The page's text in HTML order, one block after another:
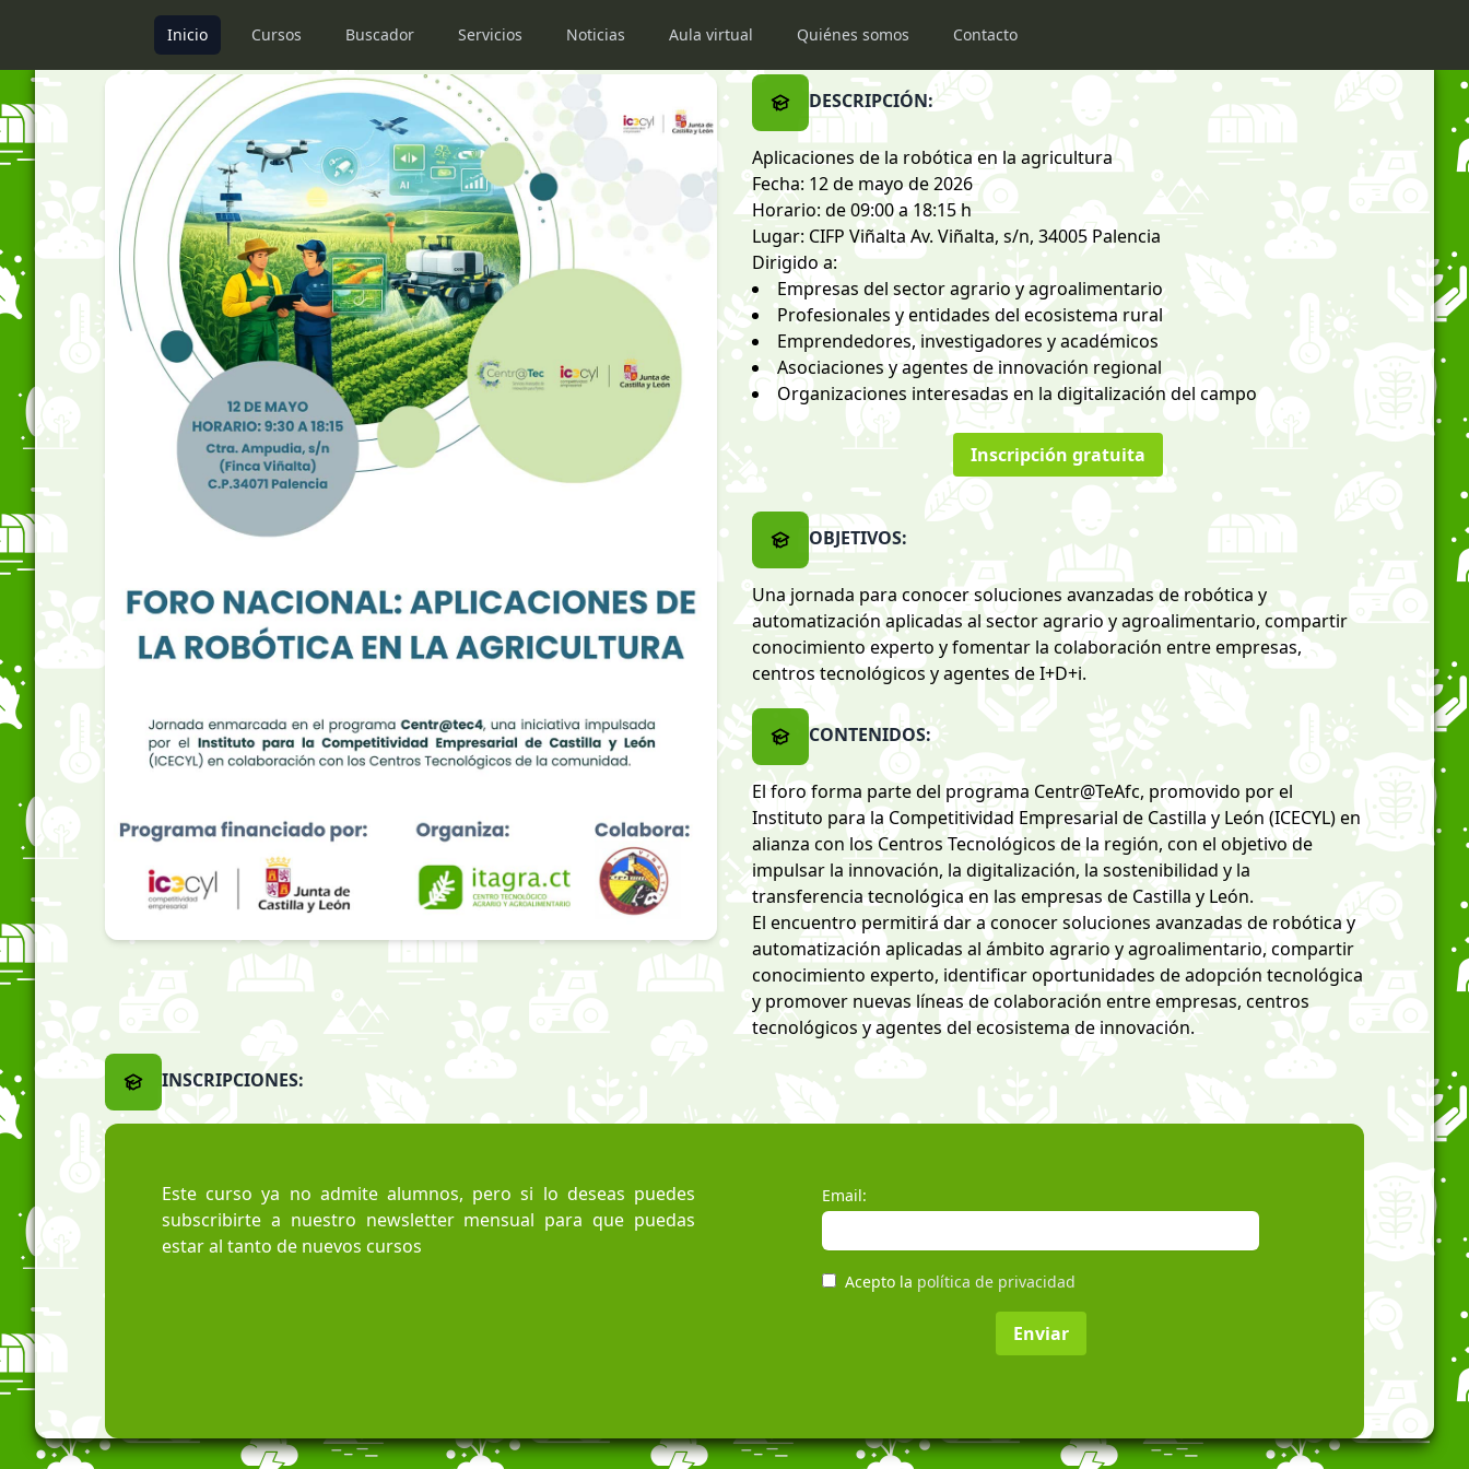
Inicio Cursos Buscador Servicios Noticias Aula virtual Quiénes somos Contacto
DESCRIPCIÓN:
Aplicaciones de la robótica en la agricultura
Fecha: 12 de mayo de 2026
Horario: de 09:00 a 18:15 h
Lugar: CIFP Viñalta Av. Viñalta, s/n, 34005 Palencia
Dirigido a:
Empresas del sector agrario y agroalimentario
Profesionales y entidades del ecosistema rural
Emprendedores, investigadores y académicos
Asociaciones y agentes de innovación regional
Organizaciones interesadas en la digitalización del campo
Inscripción gratuita
OBJETIVOS:
Una jornada para conocer soluciones avanzadas de robótica y
automatización aplicadas al sector agrario y agroalimentario, compartir
conocimiento experto y fomentar la colaboración entre empresas,
centros tecnológicos y agentes de I+D+i.
CONTENIDOS:
El foro forma parte del programa Centr@TeAfc, promovido por el
Instituto para la Competitividad Empresarial de Castilla y León (ICECYL) en
alianza con los Centros Tecnológicos de la región, con el objetivo de
impulsar la innovación, la digitalización, la sostenibilidad y la
transferencia tecnológica en las empresas de Castilla y León.
El encuentro permitirá dar a conocer soluciones avanzadas de robótica y
automatización aplicadas al ámbito agrario y agroalimentario, compartir
conocimiento experto, identificar oportunidades de adopción tecnológica
y promover nuevas líneas de colaboración entre empresas, centros
tecnológicos y agentes del ecosistema de innovación.
INSCRIPCIONES:
Este curso ya no admite alumnos, pero si lo deseas puedes
subscribirte a nuestro newsletter mensual para que puedas
estar al tanto de nuevos cursos
Email:
Acepto la política de privacidad
Enviar